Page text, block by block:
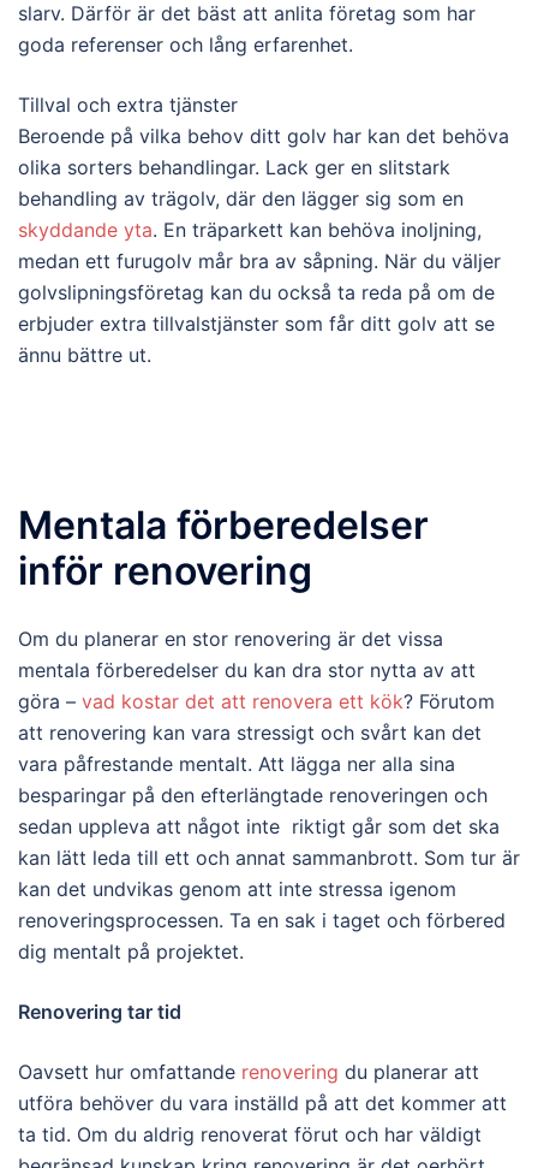
slarv. Därför är det bäst att anlita företag som har
goda referenser och lång erfarenhet.
Tillval och extra tjänster
Beroende på vilka behov ditt golv har kan det behöva
olika sorters behandlingar. Lack ger en slitstark
behandling av trägolv, där den lägger sig som en
skyddande yta. En träparkett kan behöva inoljning,
medan ett furugolv mår bra av såpning. När du väljer
golvslipningsföretag kan du också ta reda på om de
erbjuder extra tillvalstjänster som får ditt golv att se
ännu bättre ut.
Mentala förberedelser
inför renovering
Om du planerar en stor renovering är det vissa
mentala förberedelser du kan dra stor nytta av att
göra – vad kostar det att renovera ett kök? Förutom
att renovering kan vara stressigt och svårt kan det
vara påfrestande mentalt. Att lägga ner alla sina
besparingar på den efterlängtade renoveringen och
sedan uppleva att något inte riktigt går som det ska
kan lätt leda till ett och annat sammanbrott. Som tur är
kan det undvikas genom att inte stressa igenom
renoveringsprocessen. Ta en sak i taget och förbered
dig mentalt på projektet.
Renovering tar tid
Oavsett hur omfattande renovering du planerar att
utföra behöver du vara inställd på att det kommer att
ta tid. Om du aldrig renoverat förut och har väldigt